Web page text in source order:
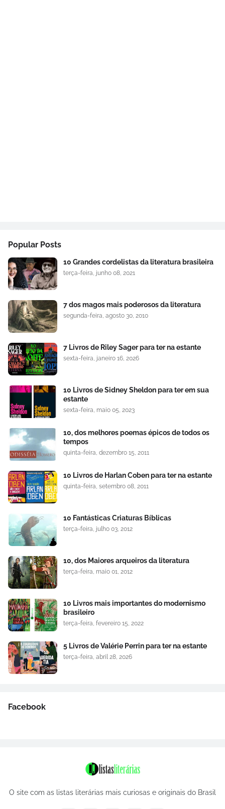
Popular Posts
10 Grandes cordelistas da literatura brasileira
terça-feira, junho 08, 2021
7 dos magos mais poderosos da literatura
segunda-feira, agosto 30, 2010
7 Livros de Riley Sager para ter na estante
sexta-feira, janeiro 16, 2026
10 Livros de Sidney Sheldon para ter em sua
estante
sexta-feira, maio 05, 2023
10, dos melhores poemas épicos de todos os
tempos
quinta-feira, dezembro 15, 2011
10 Livros de Harlan Coben para ter na estante
quinta-feira, setembro 08, 2011
10 Fantásticas Criaturas Bíblicas
terça-feira, julho 03, 2012
10, dos Maiores arqueiros da literatura
terça-feira, maio 01, 2012
10 Livros mais importantes do modernismo
brasileiro
terça-feira, fevereiro 15, 2022
5 Livros de Valérie Perrin para ter na estante
terça-feira, abril 28, 2026
Facebook
O site com as listas literárias mais curiosas e originais do Brasil